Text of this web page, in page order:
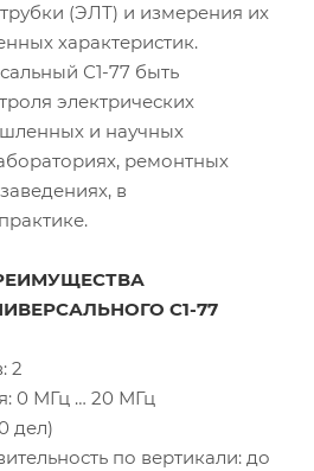
(ЭЛТ) и измерения их
характеристик.
С1-77 быть
электрических
и научных
ремонтных
в
С1-77
2
0 МГц … 20 МГц
дел)
по вертикали: до